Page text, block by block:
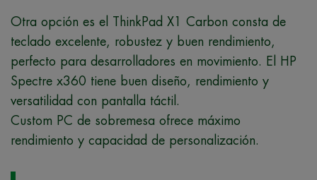
Otra opción es el ThinkPad X1 Carbon consta de
teclado excelente, robustez y buen rendimiento,
perfecto para desarrolladores en movimiento. El HP
Spectre x360 tiene buen diseño, rendimiento y
versatilidad con pantalla táctil.
Custom PC de sobremesa ofrece máximo
rendimiento y capacidad de personalización.